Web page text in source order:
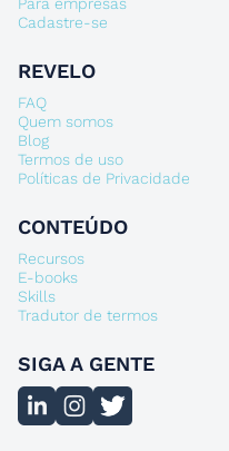
Cadastre-se
REVELO
FAQ
Quem somos
Blog
Termos de uso
Políticas de Privacidade
CONTEÚDO
Recursos
E-books
Skills
Tradutor de termos
SIGA A GENTE